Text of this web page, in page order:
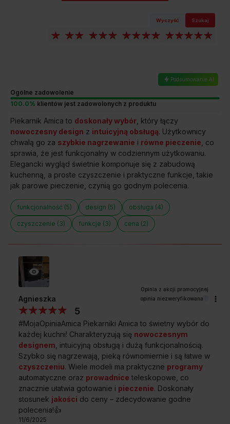
PROWADNICE TELESKOPOWE Z FUNKCJĄ STOP
Bezpieczne wysuwanie blach
Wysuwając rozgrzaną blachę z gorącą potrawą łatwo
o poparzenie i ryzyko upuszczenia blachy. Nie w piekarnikach
Amica! Wszystko za sprawą prowadnic, które wyposażone
zostały w specjalne wybrzuszenia wyhamowujące wsuwanie
i wysuwanie. Dzięki nim możesz w pełni bezpiecznie, bez ryzyka
poparzenia, wsunąć i wysunąć nawet rozgrzaną i mocno
obciążoną blachę.
Przedstawione grafiki urządzenia są wizualizacją i mogą różnić
Wyczyść Szukaj
Podsumowanie AI
Ogólne zadowolenie
100.0% klientów jest zadowolonych z produktu
Piekarnik Amica to doskonały wybór , który łączy
nowoczesny design z intuicyjną obsługą. Użytkownicy
chwalą go za szybkie nagrzewanie i równe pieczenie , co
sprawia, że jest funkcjonalny w codziennym użytkowaniu.
Elegancki wygląd świetnie komponuje się z zabudową
kuchenną, a proste czyszczenie i praktyczne funkcje, takie
jak parowe pieczenie, czynią go godnym polecenia.
funkcjonalność (5) design (5) obsługa (4)
czyszczenie (3) funkcje (3) cena (2)
Agnieszka opinia niezweryfikowana
5
#MojaOpiniaAmica Piekarniki Amica to świetny wybór do
każdej kuchni! Charakteryzują się nowoczesnym
designem , intuicyjną obsługą i dużą funkcjonalnością.
Szybko się nagrzewają, pieką równomiernie i są łatwe w
czyszczeniu. Wiele modeli ma praktyczne programy
automatyczne oraz prowadnice teleskopowe, co
znacznie ułatwia gotowanie i pieczenie. Doskonały
stosunek jakości do ceny – zdecydowanie godne
polecenia!👍️
11/6/2025